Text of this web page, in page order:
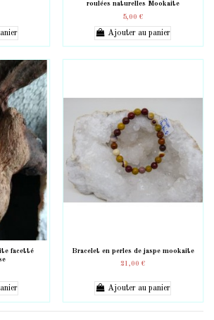
roulées naturelles Mookaite
5,00 €
Ajouter au panier
facetté
Bracelet en perles de jaspe mookaite
21,00 €
Ajouter au panier